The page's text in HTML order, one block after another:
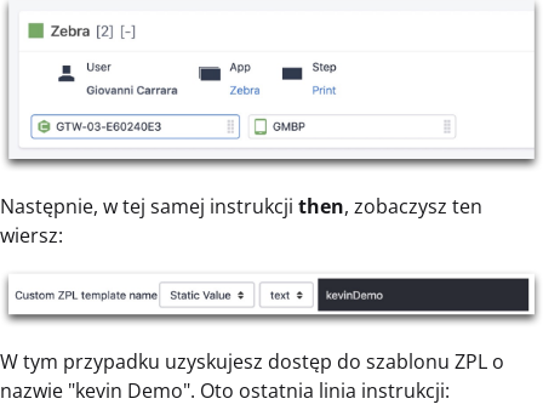
Następnie, w tej samej instrukcji then, zobaczysz ten
wiersz:
W tym przypadku uzyskujesz dostęp do szablonu ZPL o
nazwie "kevin Demo". Oto ostatnia linia instrukcji: